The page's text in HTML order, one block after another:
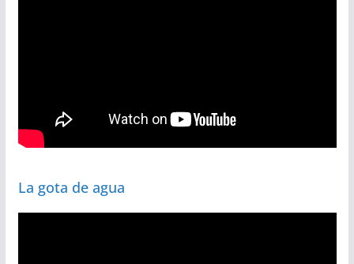
La gota de agua